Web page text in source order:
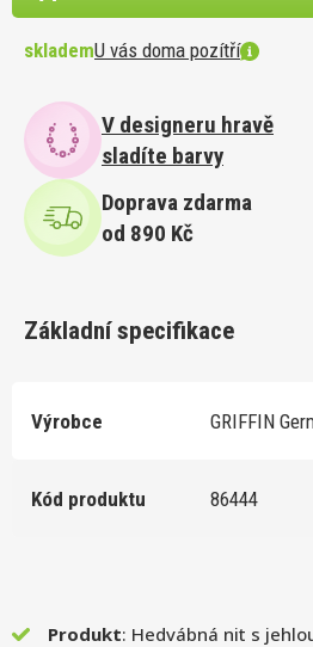
sklademU vás doma pozítří
V designeru hravě
sladíte barvy
Doprava zdarma
od 890 Kč
Produkt: Hedvábná nit s jehlou
Základní specifikace
Výrobce GRIFFIN
Kód produktu 86444